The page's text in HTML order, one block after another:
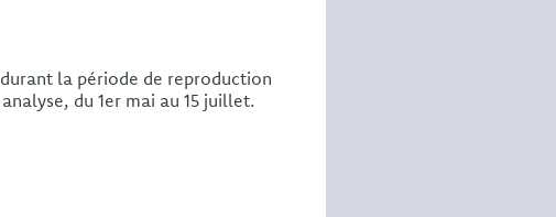
la période de reproduction
du 1er mai au 15 juillet.